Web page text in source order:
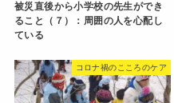
被災直後から小学校の先生ができ
ること（７）：周囲の人を心配し
ている
コロナ禍のこころのケア